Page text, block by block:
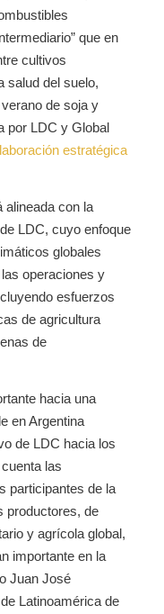
que en
cultivos
salud del suelo,
de soja y
por LDC y Global
estratégica
alineada con la
LDC, cuyo enfoque
globales
operaciones y
esfuerzos
de agricultura
de
hacia una
en Argentina
de LDC hacia los
las
participantes de la
productores, de
y agrícola global,
importante en la
Juan José
Latinoamérica de